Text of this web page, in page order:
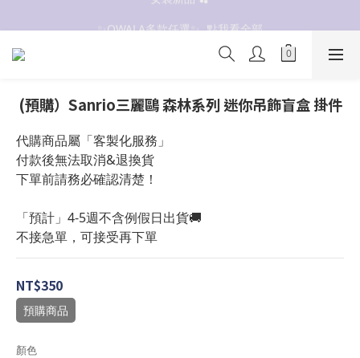
✨OWALA多款任選✨  點我看全部
抗UV 50+防曬外套 $299🧊🧊
(預購）Sanrio三麗鷗 森林系列 迷你吊飾盲盒 掛件
代購商品屬「客製化服務」
付款後無法取消&退換貨
下單前請務必確認清楚！
「預計」4-5週不含例假日出貨🚚
不接急單，可接受再下單
NT$350
預購商品
顏色